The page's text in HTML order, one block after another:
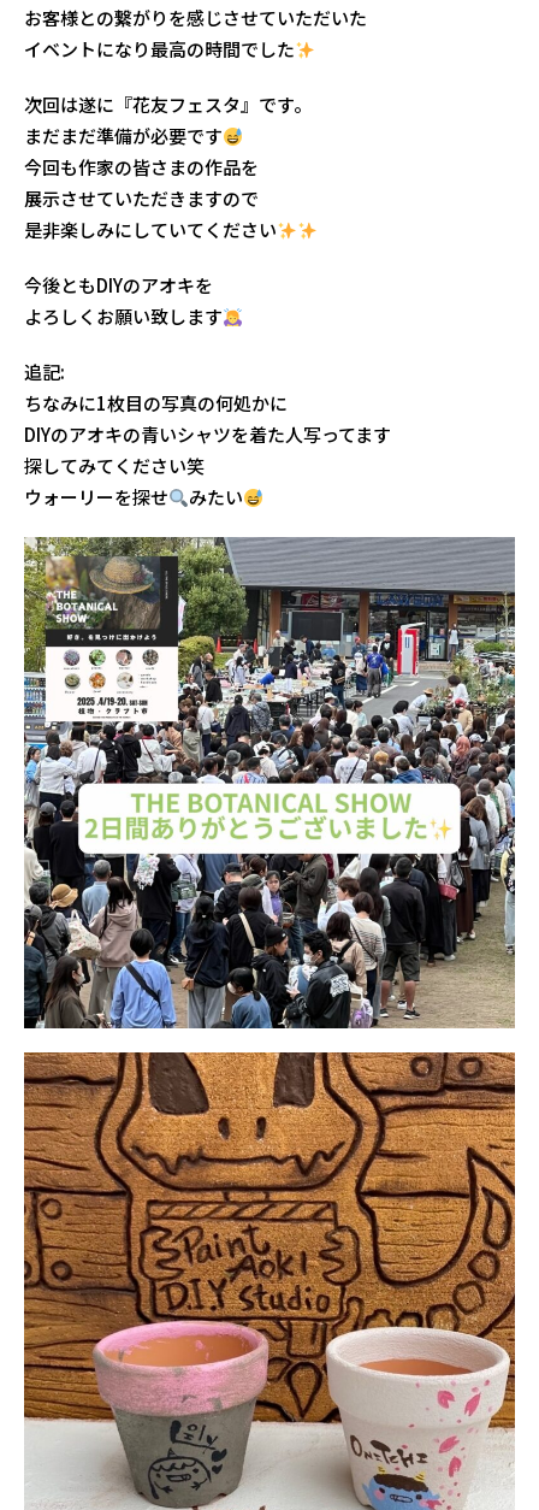
お客様との繋がりを感じさせていただいた
イベントになり最高の時間でした
次回は遂に『花友フェスタ』です。
まだまだ準備が必要です
今回も作家の皆さまの作品を
展示させていただきますので
是非楽しみにしていてください
今後ともDIYのアオキを
よろしくお願い致します
追記:
ちなみに1枚目の写真の何処かに
DIYのアオキの青いシャツを着た人写ってます
探してみてください笑
ウォーリーを探せ
みたい